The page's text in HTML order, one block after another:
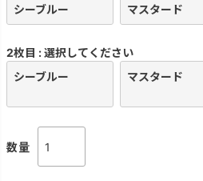
シーブルー マスタード
2枚目
選択してください
シーブルー
マスタード